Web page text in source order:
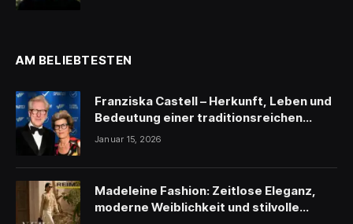
AM BELIEBTESTEN
Franziska Castell – Herkunft, Leben und
Bedeutung einer traditionsreichen
Persönlichkeit
Januar 15, 2026
Madeleine Fashion: Zeitlose Eleganz,
moderne Weiblichkeit und stilvolle